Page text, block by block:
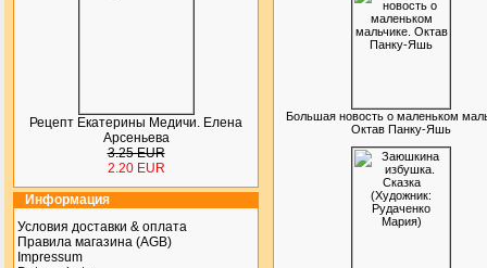
Рецепт Екатерины Медичи. Елена
Арсеньева
3.25 EUR
2.20 EUR
Информация
Условия доставки & оплата
Правила магазина (AGB)
Impressum
Большая новость о маленьком
Октав Панку-Яшь